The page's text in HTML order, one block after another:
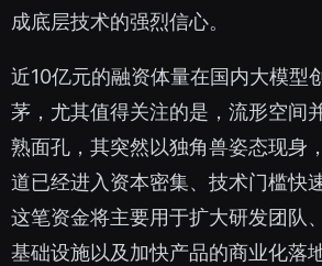
成底层技术的强烈信心。
近10亿元的融资体量在国内大模型
茅，尤其值得关注的是，流形空间
熟面孔，其突然以独角兽姿态现身
道已经进入资本密集、技术门槛快
这笔资金将主要用于扩大研发团队
基础设施以及加快产品的商业化落地